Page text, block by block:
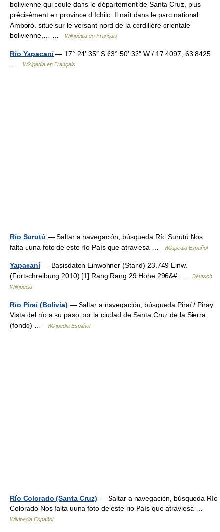
bolivienne qui coule dans le département de Santa Cruz, plus
précisément en province d Ichilo. Il naît dans le parc national
Amboró, situé sur le versant nord de la cordillère orientale
bolivienne,… …
Wikipédia en Français
Río Yapacaní— 17° 24′ 35″ S 63° 50′ 33″ W / 17.4097, 63.8425
Wikipédia en Français
Río Surutú — Saltar a navegación, búsqueda Río Surutú Nos
falta uuna foto de este río País que atraviesa …
Wikipedia Español
Yapacaní— Basisdaten Einwohner (Stand) 23.749 Einw.
(Fortschreibung 2010) [1] Rang Rang 29 Höhe 296&# …
Deutsch
Wikipedia
Río Piraí (Bolivia) — Saltar a navegación, búsqueda Piraí / Piray
Vista del río a su paso por la ciudad de Santa Cruz de la Sierra
(fondo) …
Wikipedia Español
Río Colorado (Santa Cruz) — Saltar a navegación, búsqueda Río
Colorado Nos falta uuna foto de este rio País que atraviesa …
Wikipedia Español